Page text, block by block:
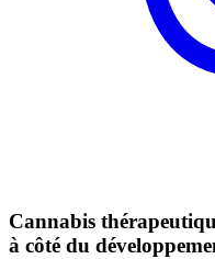
Cannabis
à côté du